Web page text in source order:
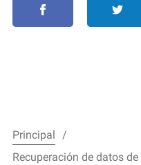
Principal
Recuperación de datos